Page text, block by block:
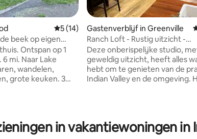
5, 108 recensies
Gemiddelde beoordeling van 5 uit 5, 14
5 (14)
beek op eigen
meer
Ontspan op 1
mi. Naar Lake
wandelen,
grote keuken. 3
saladebar
Mexicaans en
Gastenverblijf in Greenville
Ranch Loft - Rustig uitzicht -
Warmwaterbron en zwemmen
Deze onberispelijke studio,
geweldig uitzicht, heeft alles
hebt om te genieten van de
Indian Valley en de omgeving.
Toegang tot de privé
het zwemreservoir en de ranch
in vakantiewoningen in